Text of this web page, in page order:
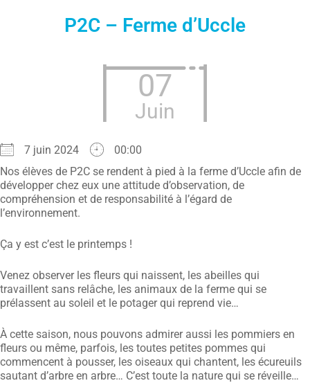
P2C – Ferme d’Uccle
07
Juin
7 juin 2024
00:00
Nos élèves de P2C se rendent à pied à la ferme d’Uccle afin de
développer chez eux une attitude d’observation, de
compréhension et de responsabilité à l’égard de
l’environnement.
Ça y est c’est le printemps !
Venez observer les fleurs qui naissent, les abeilles qui
travaillent sans relâche, les animaux de la ferme qui se
prélassent au soleil et le potager qui reprend vie…
À cette saison, nous pouvons admirer aussi les pommiers en
fleurs ou même, parfois, les toutes petites pommes qui
commencent à pousser, les oiseaux qui chantent, les écureuils
sautant d’arbre en arbre… C’est toute la nature qui se réveille…